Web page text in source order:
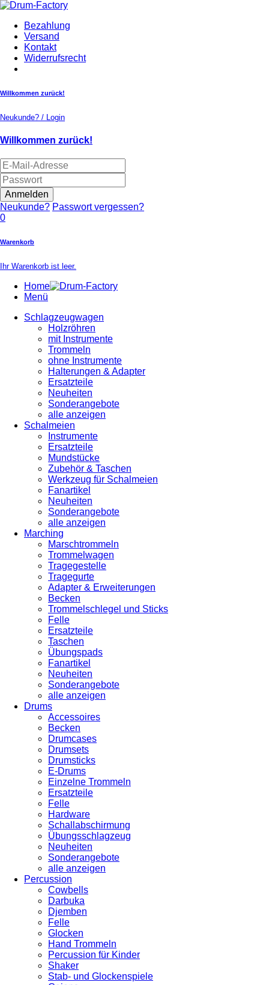
Bezahlung
Versand
Kontakt
Widerrufsrecht
Willkommen zurück!
Neukunde? / Login
Willkommen zurück!
Anmelden
Neukunde? Passwort vergessen?
0
Warenkorb
Ihr Warenkorb ist leer.
Home
Menü
Schlagzeugwagen
Holzröhren
mit Instrumente
Trommeln
ohne Instrumente
Halterungen & Adapter
Ersatzteile
Neuheiten
Sonderangebote
alle anzeigen
Schalmeien
Instrumente
Ersatzteile
Mundstücke
Zubehör & Taschen
Werkzeug für Schalmeien
Fanartikel
Neuheiten
Sonderangebote
alle anzeigen
Marching
Marschtrommeln
Trommelwagen
Tragegestelle
Tragegurte
Adapter & Erweiterungen
Becken
Trommelschlegel und Sticks
Felle
Ersatzteile
Taschen
Übungspads
Fanartikel
Neuheiten
Sonderangebote
alle anzeigen
Drums
Accessoires
Becken
Drumcases
Drumsets
Drumsticks
E-Drums
Einzelne Trommeln
Ersatzteile
Felle
Hardware
Schallabschirmung
Übungsschlagzeug
Neuheiten
Sonderangebote
alle anzeigen
Percussion
Cowbells
Darbuka
Djemben
Felle
Glocken
Hand Trommeln
Percussion für Kinder
Shaker
Stab- und Glockenspiele